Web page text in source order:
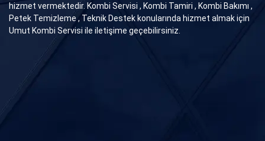
hizmet vermektedir. Kombi Servisi , Kombi Tamiri , Kombi Bakımı ,
Petek Temizleme , Teknik Destek konularında hizmet almak için
Umut Kombi Servisi ile iletişime geçebilirsiniz.